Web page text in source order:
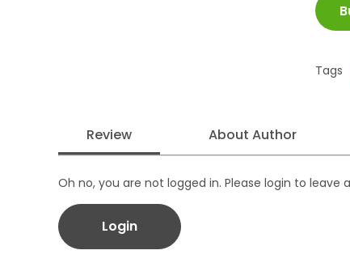
Tags
Review About Author
Oh no, you are not logged in. Please login to leave
Login